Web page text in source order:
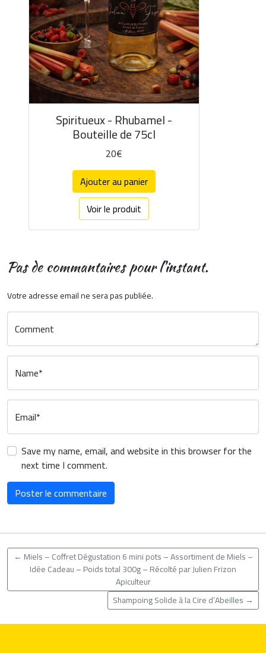
Spiritueux - Rhubamel -
Bouteille de 75cl
20€
Ajouter au panier
Voir le produit
Pas de commantaires pour l'instant.
Votre adresse email ne sera pas publiée.
Comment
Name*
Email*
Save my name, email, and website in this browser for the
next time I comment.
← Miels – Coffret Dégustation 6 mini pots – Assortiment de Miels –
Idée Cadeau – Poids total 300g – Récolté par Julien Frizon
Apiculteur
Shampoing Solide à la Cire d’Abeilles →